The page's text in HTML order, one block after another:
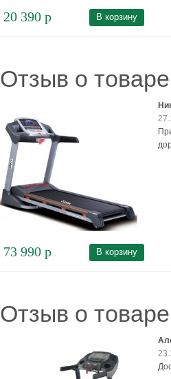
20 390 р В корзину
Отзыв о
73 990 р В корзину
Отзыв о